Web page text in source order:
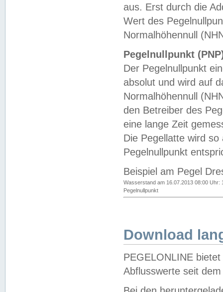
aus. Erst durch die
Wert des
Normalhöhennull
Pegelnullpunkt
Der Pegelnullpunkt
absolut und wird auf
Normalhöhennull
den Betreiber des
eine lange Zeit
Die Pegellatte wird
Pegelnullpunkt
Beispiel am Pegel
Wasserstand am 16.07.2013 08:00 Uhr:
Pegelnullpunkt
Download
PEGELONLINE
Abflusswerte seit